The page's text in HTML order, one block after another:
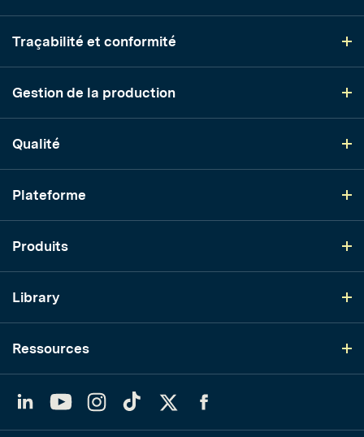
Traçabilité et conformité
Gestion de la production
Qualité
Plateforme
Produits
Library
Ressources
YouTubeInstagram
TikTok